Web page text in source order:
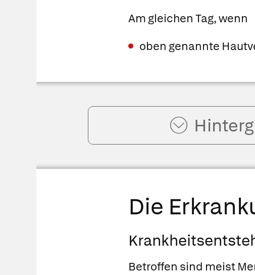
Am gleichen Tag, wenn
oben genannte
Die
Betroffen sind meist